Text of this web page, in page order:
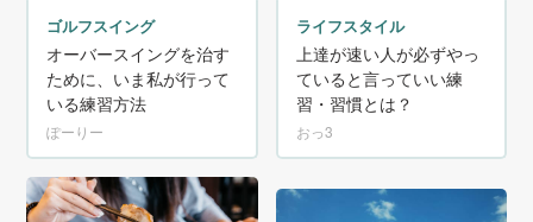
ゴルフスイング
オーバースイングを治す
ために、いま私が行って
いる練習方法
ぽーりー
ライフスタイル
上達が速い人が必ずやっ
ていると言っていい練
習・習慣とは？
おっ3